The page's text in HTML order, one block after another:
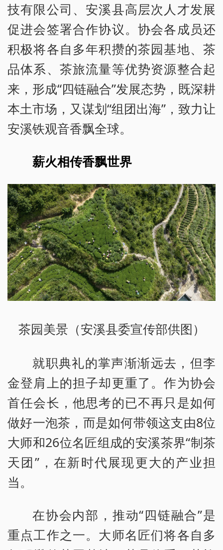
技有限公司、安溪县高层次人才发展
促进会签署合作协议。协会各成员还
积极将各自多年积攒的茶园基地、茶
品体系、茶旅流量等优势资源整合起
来，形成“四链融合”发展态势，既深耕
本土市场，又谋划“组团出海”，致力让
安溪铁观音香飘全球。
薪火相传香飘世界
茶园美景（安溪县委宣传部供图）
就职典礼的掌声渐渐远去，但李
金登肩上的担子却更重了。作为协会
首任会长，他思考的已不再只是如何
做好一泡茶，而是如何带领这支由8位
大师和26位名匠组成的安溪茶界“制茶
天团”，在新时代展现更大的产业担
当。
在协会内部，推动“四链融合”是
重点工作之一。大师名匠们将各自多